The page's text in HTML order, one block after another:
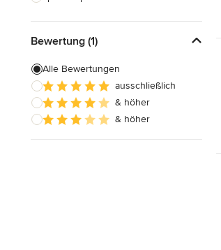
Bewertung (1)
Alle Bewertungen
ausschließlich
& höher
& höher